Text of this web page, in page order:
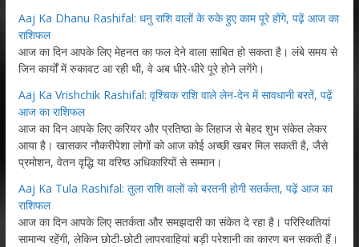
Aaj Ka Dhanu Rashifal: धनु राशि वालों के रुके हुए काम पूरे होंगे, पढ़ें आज का
राशिफल
आज का दिन आपके लिए मेहनत का फल देने वाला साबित हो सकता है। लंबे समय से
जिन कार्यों में रुकावट आ रही थी, वे अब धीरे-धीरे पूरे होने लगेंगे।
Aaj Ka Vrishchik Rashifal: वृश्चिक राशि वाले लेन-देन में सावधानी बरतें, पढ़ें
आज का राशिफल
आज का दिन आपके लिए करियर और प्रतिष्ठा के लिहाज से बेहद शुभ संकेत लेकर
आया है। खासकर नौकरीपेशा लोगों को आज कोई अच्छी खबर मिल सकती है, जैसे
प्रमोशन, वेतन वृद्धि या वरिष्ठ अधिकारियों से सम्मान।
Aaj Ka Tula Rashifal: तुला राशि वालों को बरतनी होगी सतर्कता, पढ़ें आज का
राशिफल
आज का दिन आपके लिए सतर्कता और समझदारी का संकेत दे रहा है। परिस्थितियां
सामान्य रहेंगी, लेकिन छोटी-छोटी लापरवाहियां बड़ी परेशानी का कारण बन सकती हैं।